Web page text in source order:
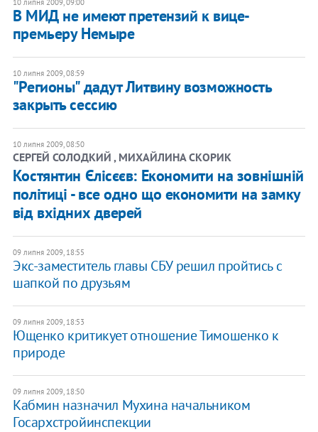
В МИД не имеют претензий к вице-
премьеру Немыре
10 липня 2009, 08:59
"Регионы" дадут Литвину возможность
закрыть сессию
10 липня 2009, 08:50
СЕРГЕЙ СОЛОДКИЙ , МИХАЙЛИНА СКОРИК
Костянтин Єлісєєв: Економити на зовнішній
політиці - все одно що економити на замку
від вхідних дверей
09 липня 2009, 18:55
Экс-заместитель главы СБУ решил пройтись с
шапкой по друзьям
09 липня 2009, 18:53
Ющенко критикует отношение Тимошенко к
природе
09 липня 2009, 18:50
Кабмин назначил Мухина начальником
Госархстройинспекции